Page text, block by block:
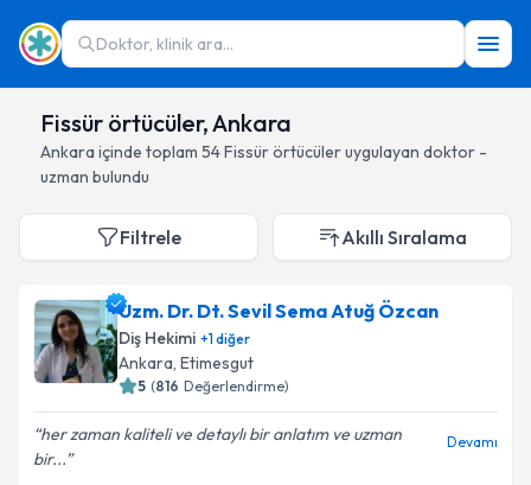
Doktor, klinik ara...
Fissür örtücüler, Ankara
Ankara içinde toplam 54Fissür örtücüleruygulayan doktor -
uzman bulundu
Filtrele Akıllı Sıralama
Uzm. Dr. Dt. Sevil Sema Atuğ Özcan
Diş Hekimi +1diğer
Ankara, Etimesgut
5 (816 Değerlendirme)
her zaman kaliteli ve detaylı bir anlatım ve uzman
bir...
Devamı